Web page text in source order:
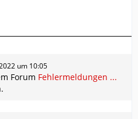
um 10:05
Forum Fehlermeldungen ...